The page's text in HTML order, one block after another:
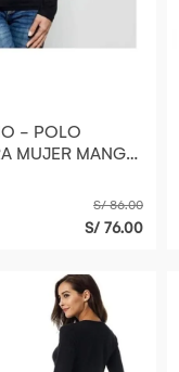
- POLO
MUJER MANGA
S/ 86.00
S/ 76.00